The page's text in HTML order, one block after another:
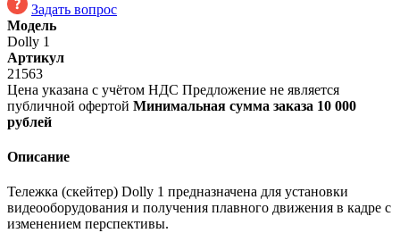
Задать вопрос
Модель
Dolly 1
Артикул
21563
Цена указана с учётом НДС Предложение не является
публичной офертой Минимальная сумма заказа 10 000
рублей
Описание
Тележка (скейтер) Dolly 1 предназначена для установки
видеооборудования и получения плавного движения в кадре с
изменением перспективы.